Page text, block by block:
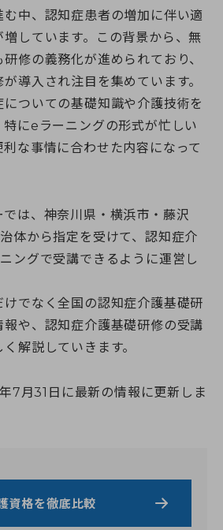
0円」介護職員初任者研修
委託事業「通学コース」介護職員初
修 -通学講座-
-オンライン講座-
奈川県指定)
沢市)
模原市)
浜市)
(一般課程)
パー養成研修
援のご案内
成研修
シュ
援専門員）
イト校
社会福祉協議会主催 当校講師派遣受
内)
け）
ート
ェクト
護技術講座
アー
相談
む中、認知症患者の増加に伴い適
しています。この背景から、無
修の義務化が進められており、
導入され注目を集めています。
についての基礎知識や介護技術を
にeラーニングの形式が忙しい
な事情に合わせた内容になって
は、神奈川県・横浜市・藤沢
体から指定を受けて、認知症介
ングで受講できるように運営し
でなく全国の認知症介護基礎研
や、認知症介護基礎研修の受講
解説していきます。
7月31日に最新の情報に更新しま
資格を徹底比較